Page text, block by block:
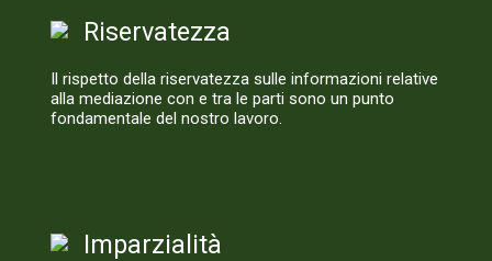
Riservatezza
Il rispetto della riservatezza sulle informazioni relative
alla mediazione con e tra le parti sono un punto
fondamentale del nostro lavoro.
Imparzialità